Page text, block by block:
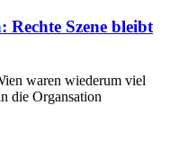
Szene bleibt
waren wiederum viel
die Organsation